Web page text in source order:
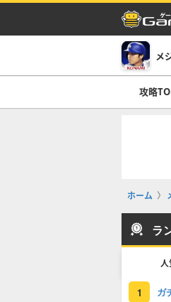
メ
攻略
ホーム
ラ
人
1 ガ